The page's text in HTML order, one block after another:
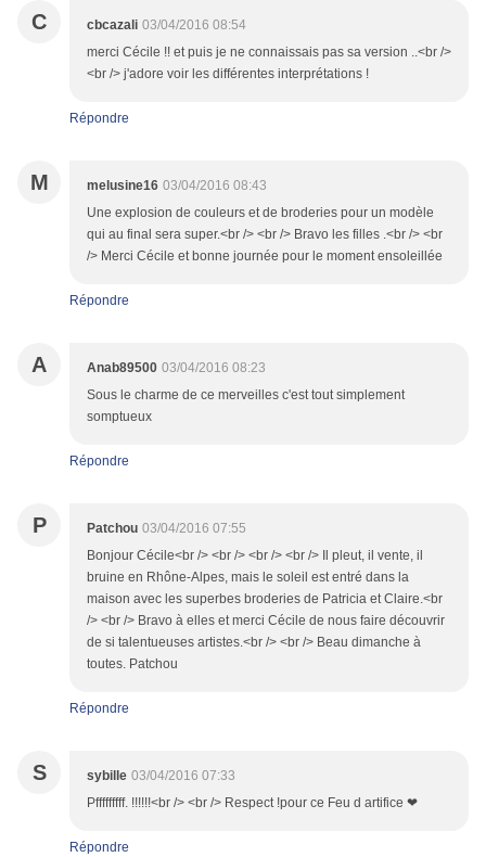
C cbcazali 03/04/2016 08:54
merci Cécile !! et puis je ne connaissais pas sa version ..<br />
<br /> j'adore voir les différentes interprétations !
Répondre
M melusine16 03/04/2016 08:43
Une explosion de couleurs et de broderies pour un modèle
qui au final sera super.<br /> <br /> Bravo les filles .<br /> <br
/> Merci Cécile et bonne journée pour le moment ensoleillée
Répondre
A Anab89500 03/04/2016 08:23
Sous le charme de ce merveilles c'est tout simplement
somptueux
Répondre
P Patchou 03/04/2016 07:55
Bonjour Cécile<br /> <br /> <br /> <br /> Il pleut, il vente, il
bruine en Rhône-Alpes, mais le soleil est entré dans la
maison avec les superbes broderies de Patricia et Claire.<br
/> <br /> Bravo à elles et merci Cécile de nous faire découvrir
de si talentueuses artistes.<br /> <br /> Beau dimanche à
toutes. Patchou
Répondre
S sybille 03/04/2016 07:33
Pfffffffff. !!!!!!<br /> <br /> Respect !pour ce Feu d artifice ❤
Répondre